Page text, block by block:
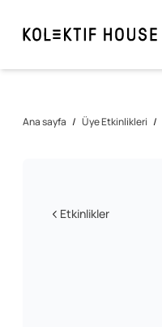
Ana sayfa / Üye Etkinlikleri /
Etkinlikler